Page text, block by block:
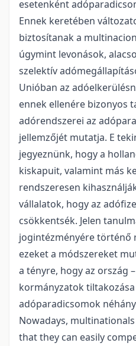
esetenként
Ennek keretében
biztosítanak a
úgymint levonások,
szelektív
Unióban az
ennek ellenére bizonyos
adórendszerei az
jellemzőjét mutatja. E
jegyeznünk, hogy a
kiskapuit, valamint más
rendszeresen
vállalatok, hogy az
csökkentsék. Jelen
jogintézményére történő
ezeket a módszereket
a tényre, hogy az ország
kormányzatok
adóparadicsomok
Nowadays,
that they can easily